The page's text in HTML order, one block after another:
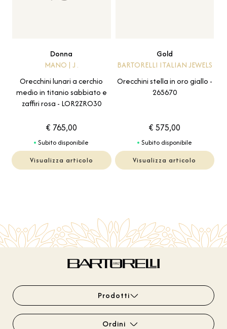
Donna
MANO | J .
Orecchini lunari a cerchio
medio in titanio sabbiato e
zaffiri rosa - LOR2ZRO30
€ 765,00
Subito disponibile
Visualizza articolo
Gold
BARTORELLI ITALIAN JEWELS
Orecchini stella in oro giallo -
265670
€ 575,00
Subito disponibile
Visualizza articolo
Prodotti
Ordini